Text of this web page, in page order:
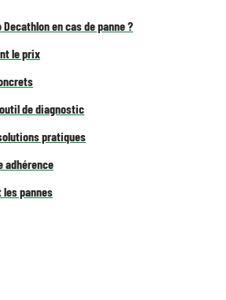
en cas de panne ?
le prix
de diagnostic
pratiques
adhérence
pannes